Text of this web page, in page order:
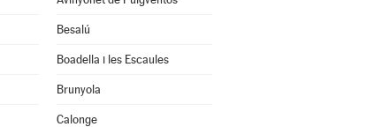
Besalú
Boadella i les Escaules
Brunyola
Calonge